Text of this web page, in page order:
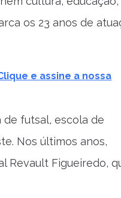
os 23 anos de
e assine a nossa
de futsal, escola de
Nos últimos anos,
Revault Figueiredo,